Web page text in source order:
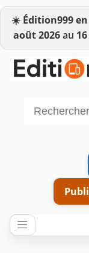
☀️ Édition999
août 2026au